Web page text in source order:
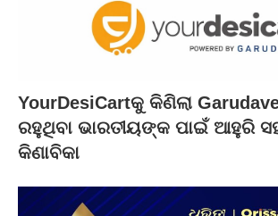
YourDesiCartକୁ କିଣିଲା
ରହୁଥିବା ଭାରତୀୟଙ୍କ ପାଇଁ ଆହୁରି
କିଣାବିକା